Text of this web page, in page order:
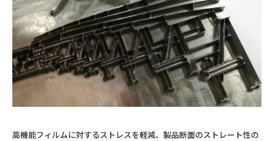
高機能フィルムに対するストレスを軽減、製品断面のストレート性の